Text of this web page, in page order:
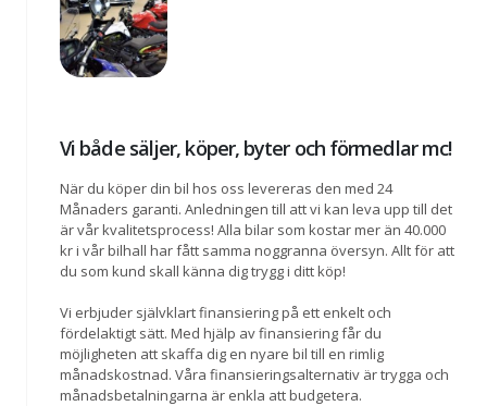
Vi både säljer, köper, byter och förmedlar mc!
När du köper din bil hos oss levereras den med 24
Månaders garanti. Anledningen till att vi kan leva upp till det
är vår kvalitetsprocess! Alla bilar som kostar mer än 40.000
kr i vår bilhall har fått samma noggranna översyn. Allt för att
du som kund skall känna dig trygg i ditt köp!
Vi erbjuder självklart finansiering på ett enkelt och
fördelaktigt sätt. Med hjälp av finansiering får du
möjligheten att skaffa dig en nyare bil till en rimlig
månadskostnad. Våra finansieringsalternativ är trygga och
månadsbetalningarna är enkla att budgetera.